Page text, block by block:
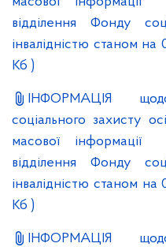
відділення Фонду
інвалідністю станом на
Кб )
ІНФОРМАЦІЯ
соціального захисту
масової інформації
відділення Фонду
інвалідністю станом на
Кб )
ІНФОРМАЦІЯ